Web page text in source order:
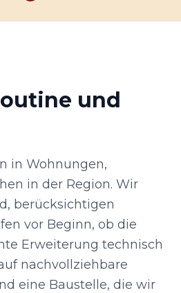
und
in Wohnungen,
in der Region. Wir
berücksichtigen
vor Beginn, ob die
Erweiterung technisch
nachvollziehbare
eine Baustelle, die wir